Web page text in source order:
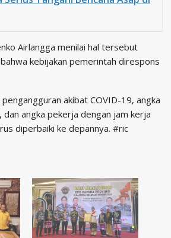
Airlangga menilai hal tersebut
kebijakan pemerintah direspons
akibat COVID-19, angka
dan angka pekerja dengan jam kerja
diperbaiki ke depannya. #ric